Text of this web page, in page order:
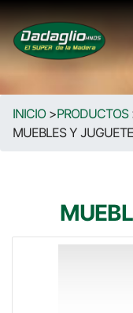
INICIO >PRODUCTOS
MUEBLES Y